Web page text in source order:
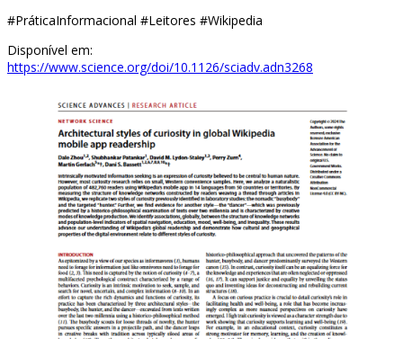
#PráticaInformacional #Leitores #Wikipedia
Disponível em:
https://www.science.org/doi/10.1126/sciadv.adn3268